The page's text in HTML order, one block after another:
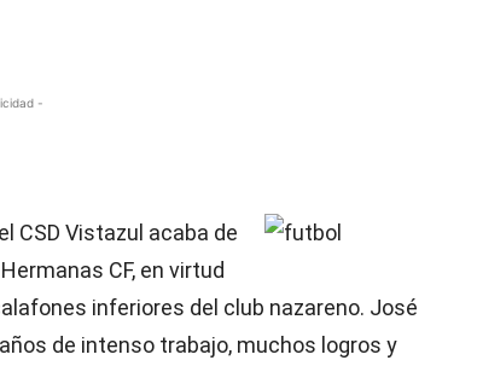
-
CSD Vistazul acaba de
CF, en virtud
inferiores del club nazareno. José
de intenso trabajo, muchos logros y